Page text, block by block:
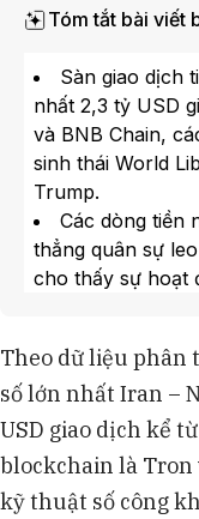
Tóm tắt bài viết
Sàn giao dịch
nhất 2,3 tỷ USD
và BNB Chain,
sinh thái World
Trump.
Các dòng tiền
thẳng quân sự
cho thấy sự hoạt
Tron do Justin
phát từ Binance
liên quan đến
do gia đình ông
Các giao dịch
chức bị trừng
Theo dữ liệu phân
số lớn nhất Iran –
USD giao dịch kể
blockchain là Tron
kỹ thuật số công